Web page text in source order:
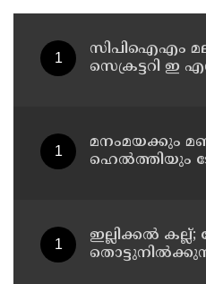
സിപിഐഎം
സെക്രട്ടറി ഇ
മനംമയക്കും
ഹെൽത്തിയും
ഇല്ലിക്കൽ